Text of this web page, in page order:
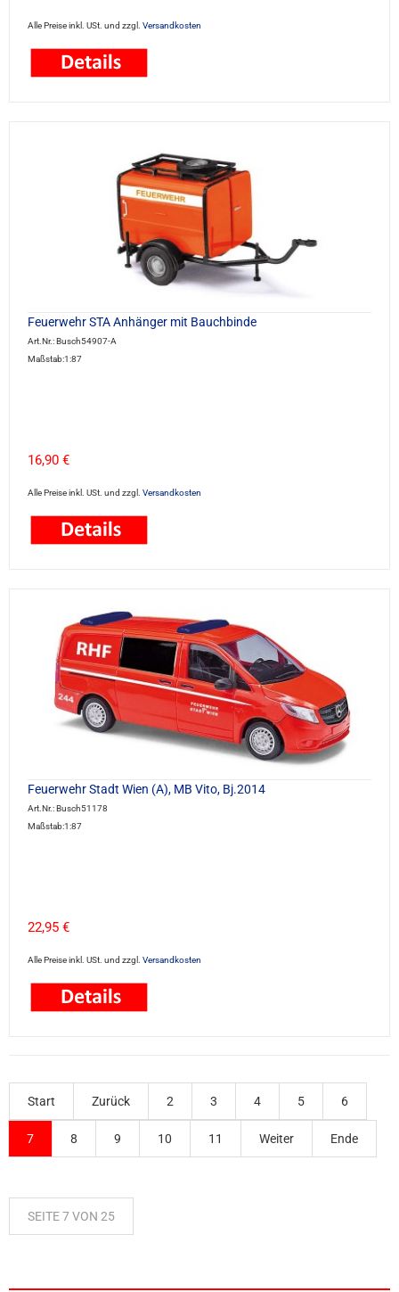
Alle Preise inkl. USt. und zzgl. Versandkosten
Feuerwehr STA Anhänger mit Bauchbinde
Art.Nr.: Busch54907-A
Maßstab:1:87
16,90 €
Alle Preise inkl. USt. und zzgl. Versandkosten
Feuerwehr Stadt Wien (A), MB Vito, Bj.2014
Art.Nr.: Busch51178
Maßstab:1:87
22,95 €
Alle Preise inkl. USt. und zzgl. Versandkosten
Start Zurück 2 3 4 5 6
7 8 9 10 11 Weiter Ende
SEITE 7 VON 25